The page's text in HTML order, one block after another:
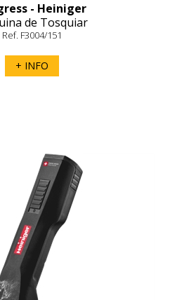
- Heiniger
de Tosquiar
Ref. F3004/151
+ INFO